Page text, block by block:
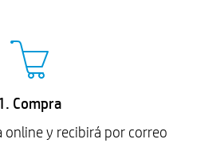
Compra
online y recibirá por correo